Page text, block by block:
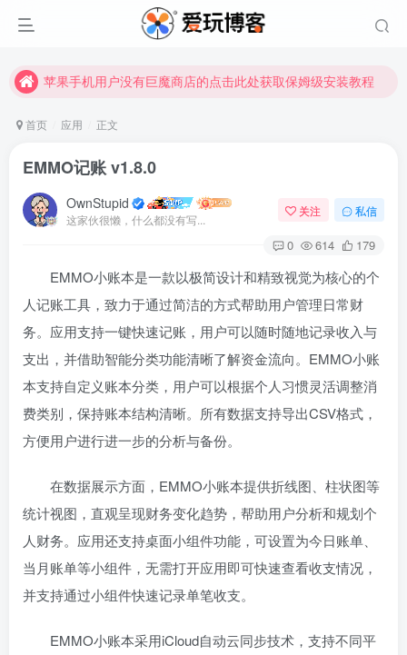
苹果手机用户没有巨魔商店的点击此处获取保姆级安装教程
苹果手机用户没有巨魔商店的点击此处获取保姆级安装教程
首页 应用 正文
EMMO记账 v1.8.0
OwnStupid
这家伙很懒，什么都没有写...
关注 私信
0 614 179
EMMO小账本是一款以极简设计和精致视觉为核心的个
人记账工具，致力于通过简洁的方式帮助用户管理日常财
务。应用支持一键快速记账，用户可以随时随地记录收入与
支出，并借助智能分类功能清晰了解资金流向。EMMO小账
本支持自定义账本分类，用户可以根据个人习惯灵活调整消
费类别，保持账本结构清晰。所有数据支持导出CSV格式，
方便用户进行进一步的分析与备份。
在数据展示方面，EMMO小账本提供折线图、柱状图等
统计视图，直观呈现财务变化趋势，帮助用户分析和规划个
人财务。应用还支持桌面小组件功能，可设置为今日账单、
当月账单等小组件，无需打开应用即可快速查看收支情况，
并支持通过小组件快速记录单笔收支。
EMMO小账本采用iCloud自动云同步技术，支持不同平
扫码登录
使用其它方式登录或注册
扫码登录即表示同意用户协议